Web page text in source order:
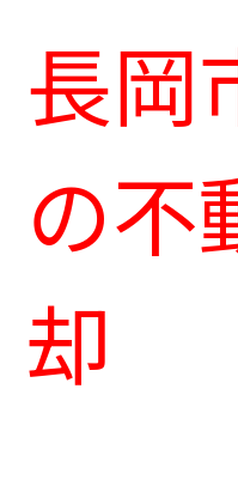
長岡
の不
却